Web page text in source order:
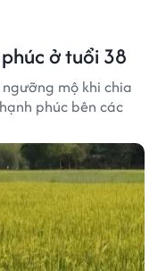
ở tuổi 38
mộ khi chia
phúc bên các